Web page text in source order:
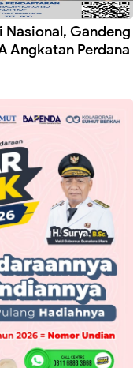
Nasional, Gandeng
Angkatan Perdana